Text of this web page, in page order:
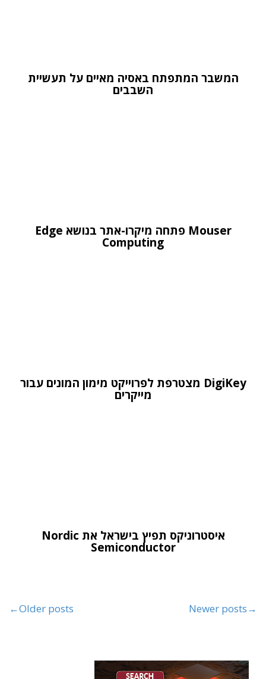
המשבר המתפתח באסיה מאיים על תעשיית
השבבים
Mouser פתחה מיקרו-אתר בנושא Edge
Computing
DigiKey מצטרפת לפרוייקט מימון המונים עבור
מייקרים
איסטרוניקס תפיץ בישראל את Nordic
Semiconductor
←Older posts Newer posts→